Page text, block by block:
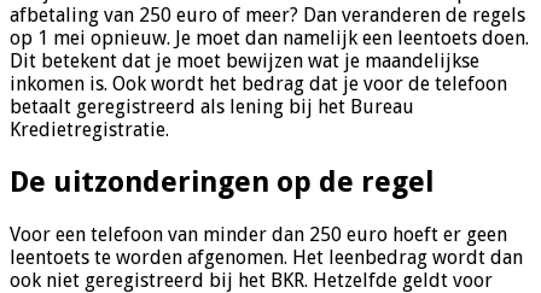
afbetaling van 250 euro of meer? Dan veranderen de regels
op 1 mei opnieuw. Je moet dan namelijk een leentoets doen.
Dit betekent dat je moet bewijzen wat je maandelijkse
inkomen is. Ook wordt het bedrag dat je voor de telefoon
betaalt geregistreerd als lening bij het Bureau
Kredietregistratie.
De uitzonderingen op de regel
Voor een telefoon van minder dan 250 euro hoeft er geen
leentoets te worden afgenomen. Het leenbedrag wordt dan
ook niet geregistreerd bij het BKR. Hetzelfde geldt voor